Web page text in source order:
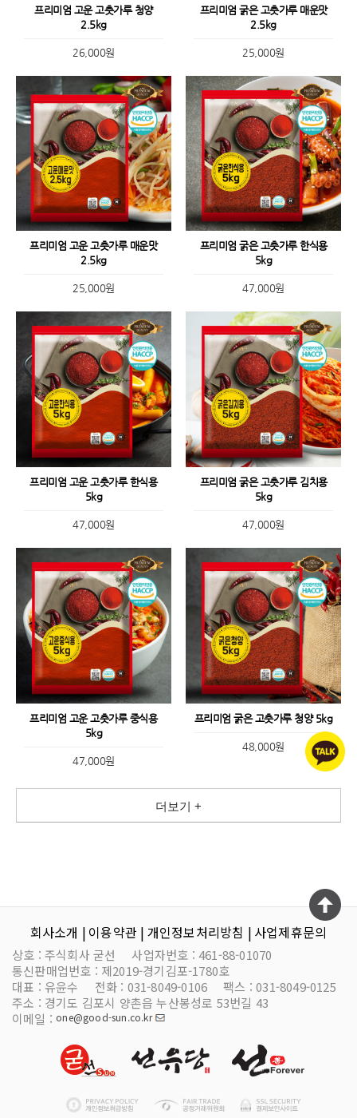
프리미엄 고운 고춧가루 청양
2.5kg
26,000원
프리미엄 굵은 고춧가루 매운맛
2.5kg
25,000원
프리미엄 고운 고춧가루 매운맛
2.5kg
25,000원
프리미엄 굵은 고춧가루 한식용
5kg
47,000원
프리미엄 고운 고춧가루 한식용
5kg
47,000원
프리미엄 굵은 고춧가루 김치용
5kg
47,000원
프리미엄 고운 고춧가루 중식용
5kg
47,000원
프리미엄 굵은 고춧가루 청양 5kg
48,000원
더보기 +
회사소개 | 이용약관 | 개인정보처리방침 | 사업제휴문의
상호 : 주식회사 굳선 사업자번호 :461-88-01070
통신판매업번호 : 제2019-경기김포-1780호
대표 : 유윤수 전화 : 031-8049-0106 팩스 :031-8049-0125
주소 : 경기도 김포시 양촌읍 누산봉성로 53번길 43
이메일 : one@good-sun.co.kr